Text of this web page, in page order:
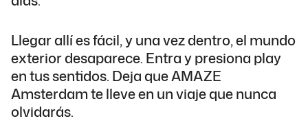
Llegar allí es fácil, y una vez dentro, el mundo
exterior desaparece. Entra y presiona play
en tus sentidos. Deja que AMAZE
Amsterdam te lleve en un viaje que nunca
olvidarás.